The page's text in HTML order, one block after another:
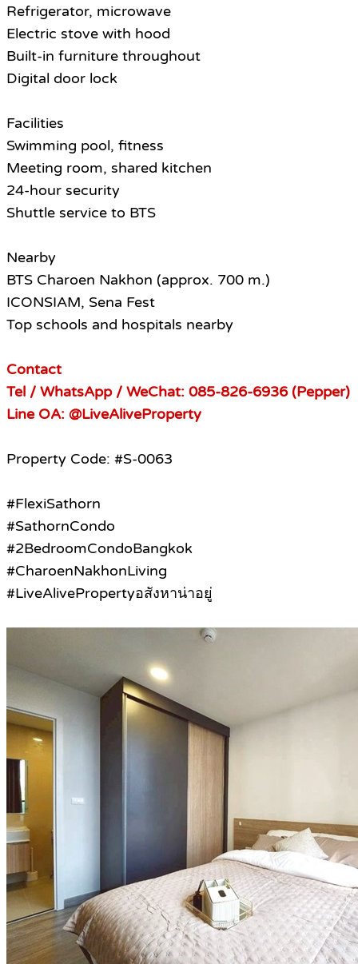
Refrigerator, microwave
Electric stove with hood
Built-in furniture throughout
Digital door lock
Facilities
Swimming pool, fitness
Meeting room, shared kitchen
24-hour security
Shuttle service to BTS
Nearby
BTS Charoen Nakhon (approx. 700 m.)
ICONSIAM, Sena Fest
Top schools and hospitals nearby
Contact
Tel / WhatsApp / WeChat: 085-826-6936 (Pepper)
Line OA: @LiveAliveProperty
Property Code: #S-0063
#FlexiSathorn
#SathornCondo
#2BedroomCondoBangkok
#CharoenNakhonLiving
#LiveAlivePropertyอสังหาน่าอยู่